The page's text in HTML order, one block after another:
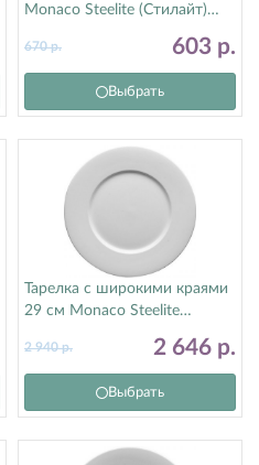
Monaco Steelite (Стилайт)
603 р.
670р.
Выбрать
Тарелка с широкими краями
29 см Monaco Steelite
2 646 р.
2 940р.
Выбрать